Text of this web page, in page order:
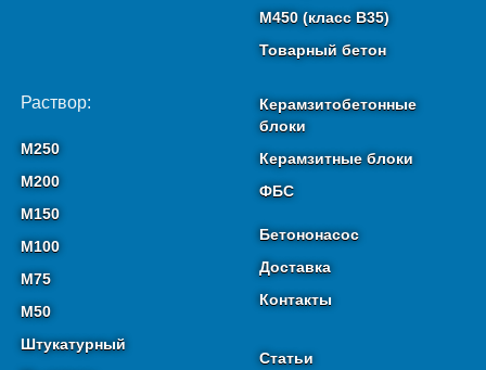
М450 (класс B35)
Товарный бетон
Раствор:
М250
М200
М150
М100
М75
М50
Штукатурный
Керамзитобетонные
блоки
Керамзитные блоки
ФБС
Бетононасос
Доставка
Контакты
Статьи